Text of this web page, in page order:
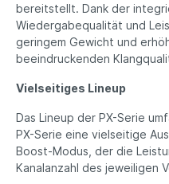
bereitstellt. Dank der
Wieder­gabe­qualität und
geringem Gewicht und
beeindruckenden
Vielseitiges Lineup
Das Lineup der PX-Serie
PX-Serie eine vielseitige
Boost-Modus, der die
Kanalanzahl des jeweiligen